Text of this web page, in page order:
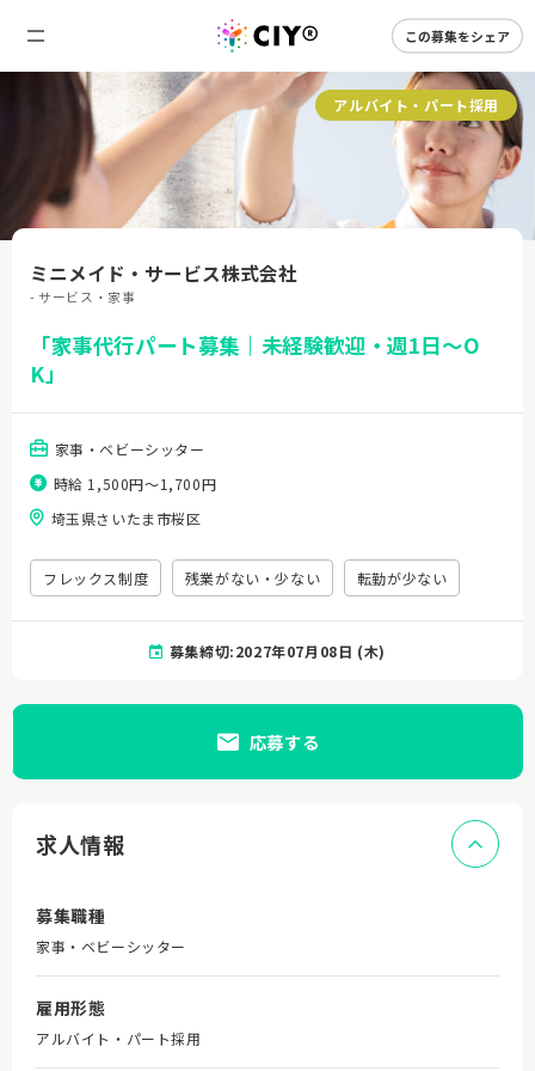
この募集をシェア
アルバイト・パート採用
ミニメイド・サービス株式会社
- サービス・家事
「家事代行パート募集｜未経験歓迎・週1日～O
K」
家事・ベビーシッター
時給 1,500円〜1,700円
埼玉県さいたま市桜区
フレックス制度 残業がない・少ない 転勤が少ない
募集締切:2027年07月08日 (木)
応募する
求人情報
募集職種
家事・ベビーシッター
雇用形態
アルバイト・パート採用